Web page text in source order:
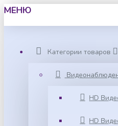
МЕНЮ
Категории товаров
HD
HD